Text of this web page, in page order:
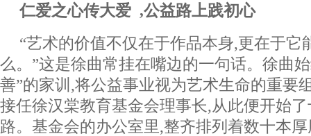
仁爱之心传大爱 ,公益路上践初心
“艺术的价值不仅在于作品本身,更在于它
么。”这是徐曲常挂在嘴边的一句话。徐曲
善”的家训,将公益事业视为艺术生命的重要
接任徐汉棠教育基金会理事长,从此便开始
路。基金会的办公室里,整齐排列着数十本